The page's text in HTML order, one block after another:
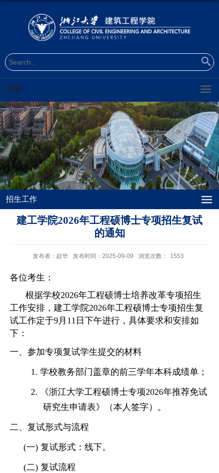
导航
招生工作
建工学院2026年工程硕博士专项招生复试
的通知
发布者：赵华 发布时间：2025-09-09 浏览次数： 1553
各位考生：
根据学校2026年工程硕博士培养改革专项招生
工作安排，建工学院2026年工程硕博士专项招生复
试工作定于9月 11 日下午进行，具体要求和安排如
下：
一、参加专项复试学生提交的材料
1. 学校教务部门盖章的前三学年本科成绩单；
2. 《浙江大学工程硕博士专项2026年推荐免试
研究生申请表》（本人签字） 。
二、复试形式与流程
(一) 复试形式：线下。
(二) 复试流程